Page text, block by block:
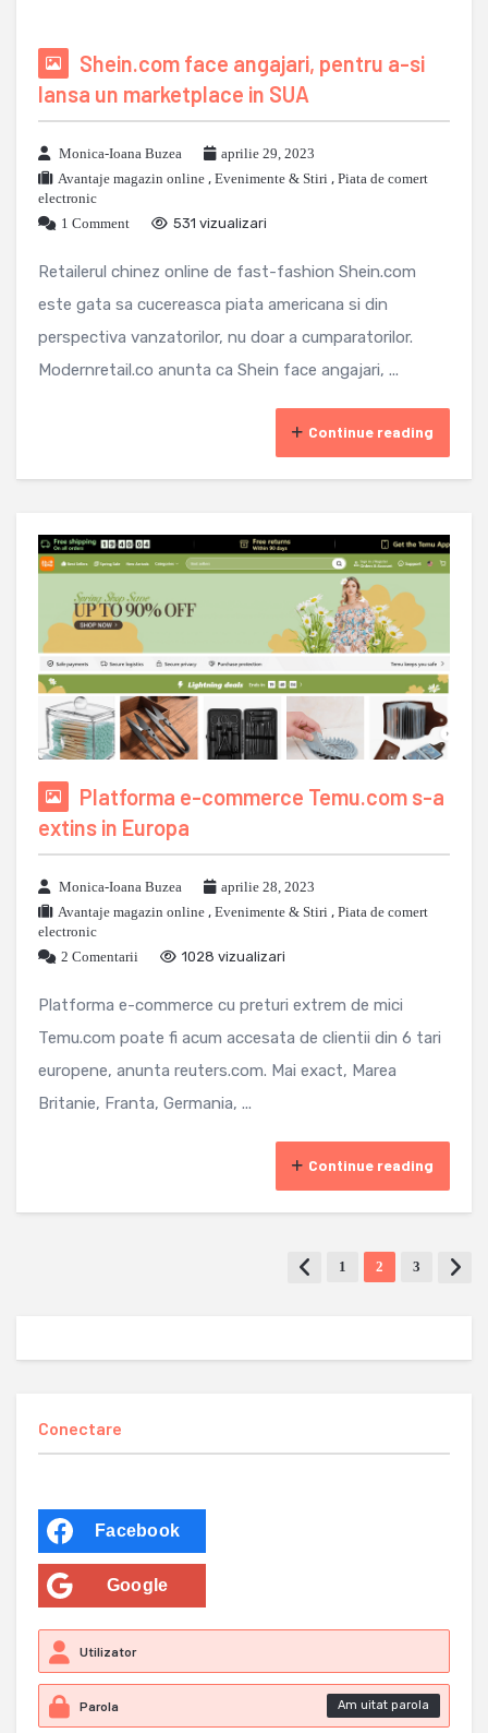
Shein.com face angajari, pentru a-si
lansa un marketplace in SUA
Monica-Ioana Buzea
aprilie 29, 2023
Avantaje magazin online , Evenimente & Stiri , Piata de comert
electronic
1 Comment
531 vizualizari
Retailerul chinez online de fast-fashion Shein.com
este gata sa cucereasca piata americana si din
perspectiva vanzatorilor, nu doar a cumparatorilor.
Modernretail.co anunta ca Shein face angajari, ...
Continue reading
Platforma e-commerce Temu.com s-a
extins in Europa
Monica-Ioana Buzea
aprilie 28, 2023
Avantaje magazin online , Evenimente & Stiri , Piata de comert
electronic
2 Comentarii
1028 vizualizari
Platforma e-commerce cu preturi extrem de mici
Temu.com poate fi acum accesata de clientii din 6 tari
europene, anunta reuters.com. Mai exact, Marea
Britanie, Franta, Germania, ...
Continue reading
1 2 3
Conectare
Facebook
Google
Am uitat parola